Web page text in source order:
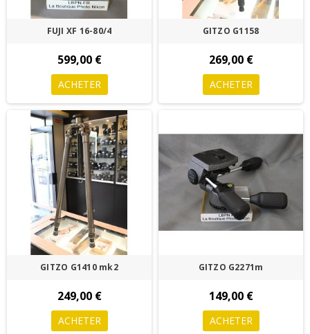
FUJI XF 16-80/4
599,00 €
ACHETER
GITZO G1158
269,00 €
ACHETER
GITZO G1410 mk2
249,00 €
ACHETER
GITZO G2271m
149,00 €
ACHETER